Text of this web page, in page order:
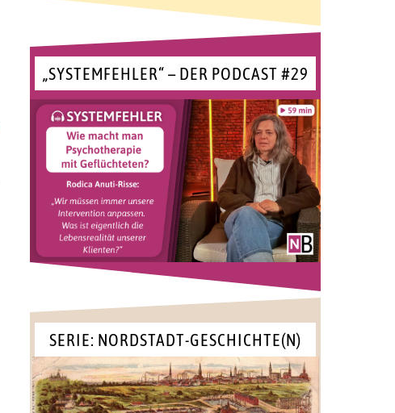
„SYSTEMFEHLER“ – DER PODCAST #29
SERIE: NORDSTADT-GESCHICHTE(N)